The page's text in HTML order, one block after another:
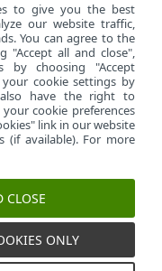
қарау
to give you the best
our website traffic,
You can agree to the
"Accept all and close",
by choosing "Accept
cookie settings by
also have the right to
cookie preferences
link in our website
available). For more
CLOSE
ONLY